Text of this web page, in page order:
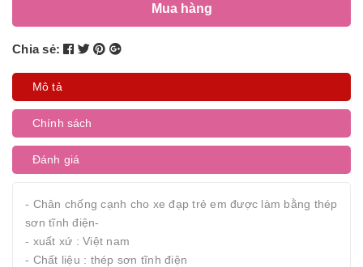
Mua hàng
Chia sẻ:
Mô tả
Chính sách
Đánh giá
- Chân chống cạnh cho xe đạp trẻ em được làm bằng thép
sơn tĩnh điện-
- xuất xứ : Việt nam
- Chất liệu : thép sơn tĩnh điện